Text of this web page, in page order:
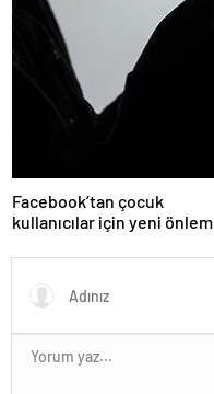
Facebook’tan çocuk
kullanıcılar için yeni önlem